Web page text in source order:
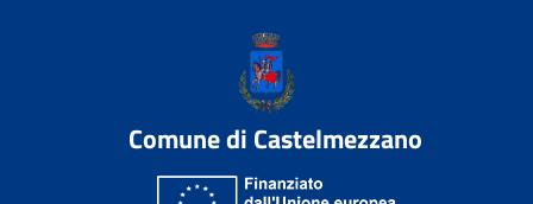
Comune di Castelmezzano